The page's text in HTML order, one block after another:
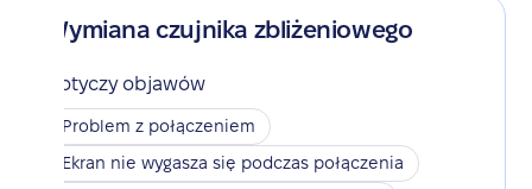
Wymiana czujnika zbliżeniowego
Dotyczy objawów
Problem z połączeniem
Ekran nie wygasza się podczas połączenia